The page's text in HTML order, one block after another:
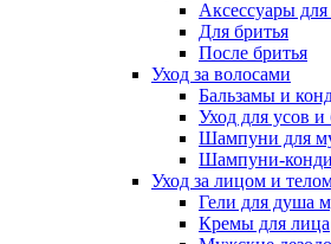
Аксессуары для
Для бритья
После бритья
Уход за волосами
Бальзамы и
Уход для усов
Шампуни для
Шампуни-
Уход за лицом и
Гели для душа
Кремы для лица